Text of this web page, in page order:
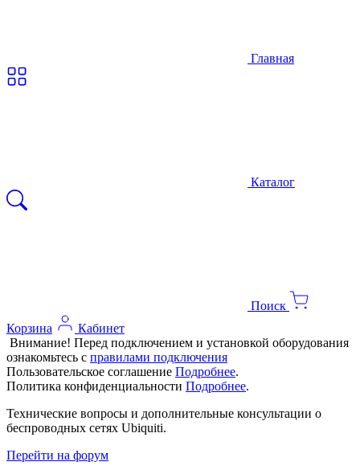
Главная
Каталог
Поиск
Корзина
Кабинет
Внимание! Перед подключением и установкой оборудования
ознакомьтесь с правилами подключения
Пользовательское соглашение Подробнее.
Политика конфиденциальности Подробнее.
Технические вопросы и дополнительные консультации о
беспроводных сетях Ubiquiti.
Перейти на форум